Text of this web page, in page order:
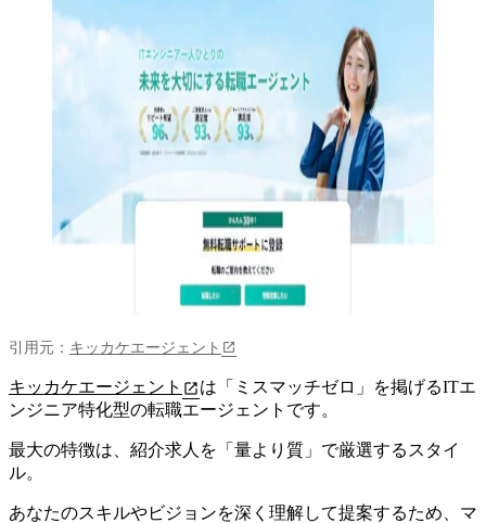
引用元： キッカケエージェント
キッカケエージェント
は「ミスマッチゼロ」を掲げるITエ
ンジニア特化型の転職エージェントです。
最大の特徴は、紹介求人を「量より質」で厳選するスタイ
ル。
あなたのスキルやビジョンを深く理解して提案するため、マ